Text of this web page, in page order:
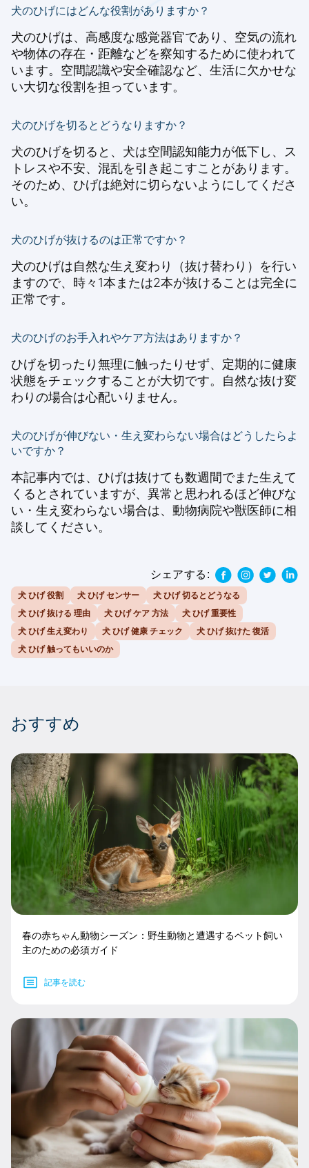
犬のひげにはどんな役割がありますか？
犬のひげは、高感度な感覚器官であり、空気の流れ
や物体の存在・距離などを察知するために使われて
います。空間認識や安全確認など、生活に欠かせな
い大切な役割を担っています。
犬のひげを切るとどうなりますか？
犬のひげを切ると、犬は空間認知能力が低下し、ス
トレスや不安、混乱を引き起こすことがあります。
そのため、ひげは絶対に切らないようにしてくださ
い。
犬のひげが抜けるのは正常ですか？
犬のひげは自然な生え変わり（抜け替わり）を行い
ますので、時々1本または2本が抜けることは完全に
正常です。
犬のひげのお手入れやケア方法はありますか？
ひげを切ったり無理に触ったりせず、定期的に健康
状態をチェックすることが大切です。自然な抜け変
わりの場合は心配いりません。
犬のひげが伸びない・生え変わらない場合はどうしたらよ
いですか？
本記事内では、ひげは抜けても数週間でまた生えて
くるとされていますが、異常と思われるほど伸びな
い・生え変わらない場合は、動物病院や獣医師に相
談してください。
シェアする:
犬 ひげ 役割 犬 ひげ センサー
犬 ひげ 切るとどうなる
犬 ひげ 抜ける 理由
犬 ひげ ケア 方法
犬 ひげ 重要性
犬 ひげ 生え変わり
犬 ひげ 健康 チェック
犬 ひげ 抜けた 復活
犬 ひげ 触ってもいいのか
おすすめ
春の赤ちゃん動物シーズン：野生動物と遭遇するペット飼い
主のための必須ガイド
記事を読む